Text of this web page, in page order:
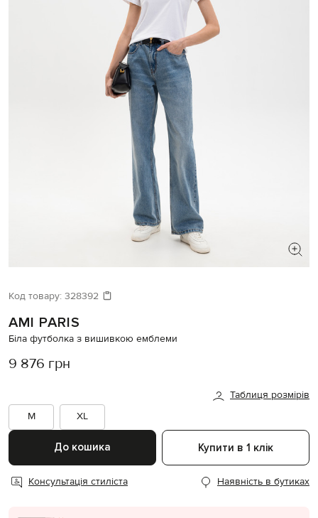
Давайте підберемо щось ще
Код товару: 328392
AMI PARIS
Біла футболка з вишивкою емблеми
9 876 грн
Таблиця розмірів
M
XL
До кошика Купити в 1 клік
Консультація стиліста Наявність в бутиках